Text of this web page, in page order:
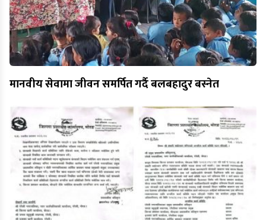
मानवीय सेवामा जीवन समर्पित गर्दै बलबहादुर बस्नेत